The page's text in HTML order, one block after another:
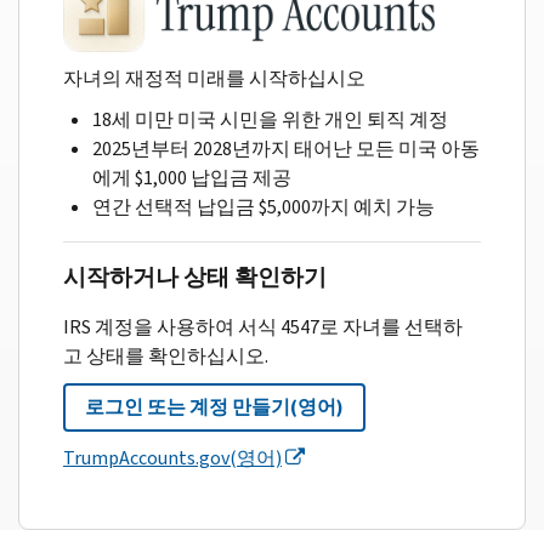
자녀의 재정적 미래를 시작하십시오
18세 미만 미국 시민을 위한 개인 퇴직 계정
2025년부터 2028년까지 태어난 모든 미국 아동
에게 $1,000 납입금 제공
연간 선택적 납입금 $5,000까지 예치 가능
시작하거나 상태 확인하기
IRS 계정을 사용하여 서식 4547로 자녀를 선택하
고 상태를 확인하십시오.
로그인 또는 계정 만들기(영어)
TrumpAccounts.gov(영어)